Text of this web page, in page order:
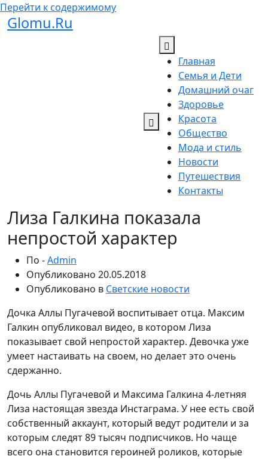
Перейти к содержимому
Glomu.Ru
Главная
Семья и Дети
Домашний очаг
Здоровье
Красота
Общество
Мода и стиль
Новости
Путешествия
Контакты
Лиза Галкина показала
непростой характер
По -Admin
Опубликовано 20.05.2018
Опубликовано в Светские новости
Дочка Аллы Пугачевой воспитывает отца. Максим
Галкин опубликовал видео, в котором Лиза
показывает свой непростой характер. Девочка уже
умеет настаивать на своем, но делает это очень
сдержанно.
Дочь Аллы Пугачевой и Максима Галкина 4-летняя
Лиза настоящая звезда Инстаграма. У нее есть свой
собственный аккаунт, который ведут родители и за
которым следят 89 тысяч подписчиков. Но чаще
всего она становится героиней роликов, которые